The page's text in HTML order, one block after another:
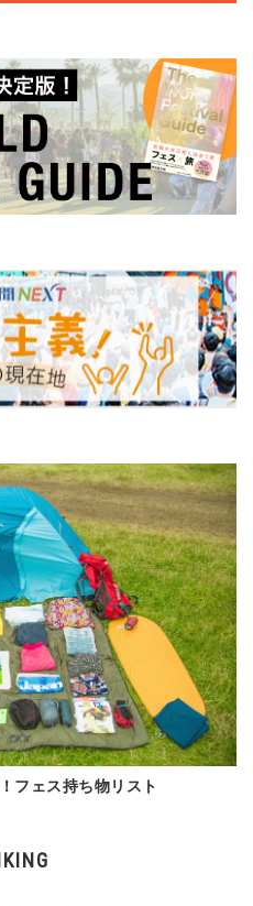
フェス持ち物リスト